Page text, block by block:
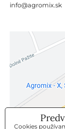
info@agromix.sk
Cookies